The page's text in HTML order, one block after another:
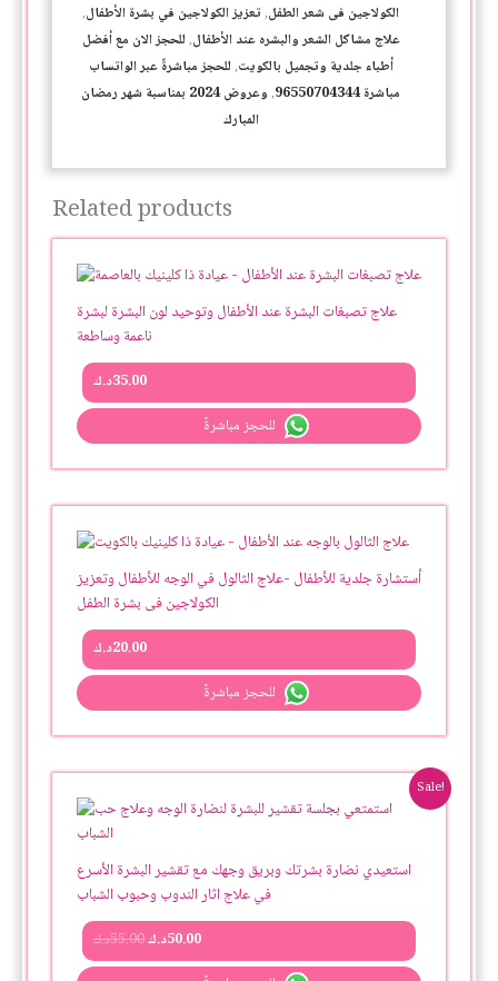
الكولاجين فى شعر الطفل تعزيز الكولاجين في بشرة الأطفال
علاج مشاكل الشعر والبشره عند الأطفال للحجز الان مع أفضل
أطباء جلدية وتجميل بالكويت للحجز مباشرةً عبر الواتساب
مباشرة 96550704344
وعروض 2024 بمناسبة شهر رمضان
المبارك
Related products
علاج تصبغات البشرة عند الأطفال وتوحيد لون البشرة لبشرة
ناعمة وساطعة
35.00د.ك
للحجز مباشرةً
أستشارة جلدية للأطفال -علاج الثالول في الوجه للأطفال وتعزيز
الكولاجين فى بشرة الطفل
20.00د.ك
للحجز مباشرةً
Sale!
استعيدي نضارة بشرتك وبريق وجهك مع تقشير البشرة الأسرع
في علاج اثار الندوب وحبوب الشباب
55.00د.ك
Original
price
was:
50.00د.ك
Current
price
is: